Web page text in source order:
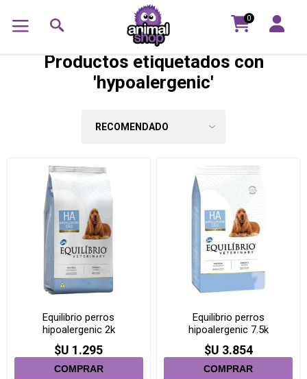
0
Productos etiquetados con
'hypoalergenic'
Equilibrio perros
hipoalergenic 2k
$U 1.295
Equilibrio perros
hipoalergenic 7.5k
$U 3.854